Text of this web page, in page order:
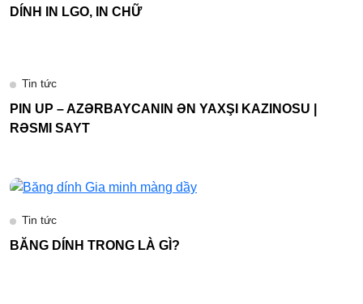
DÍNH IN LGO, IN CHỮ
Tin tức
PIN UP – AZƏRBAYCANIN ƏN YAXŞI KAZINOSU |
RƏSMI SAYT
Tin tức
BĂNG DÍNH TRONG LÀ GÌ?